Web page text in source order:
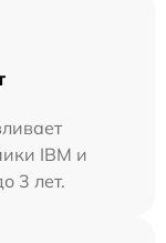
IBM и
3 лет.